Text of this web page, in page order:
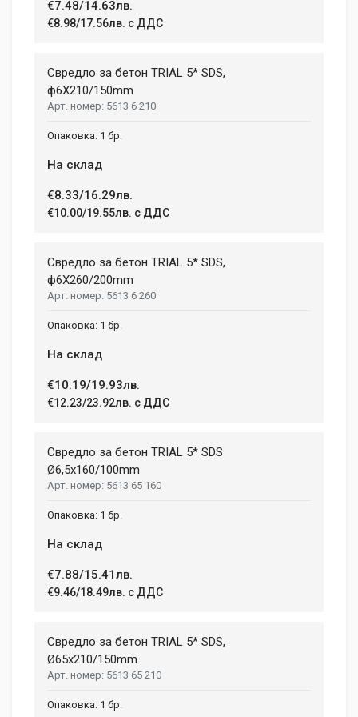
Write A Review
Email Address
Post Your Review
€7.48/14.63лв.
€8.98/17.56лв. с ДДС
Свредло за бетон TRIAL 5* SDS,
ф6X210/150mm
5613 6 210
1 бр.
На склад
€8.33/16.29лв.
€10.00/19.55лв. с ДДС
Свредло за бетон TRIAL 5* SDS,
ф6X260/200mm
5613 6 260
1 бр.
На склад
€10.19/19.93лв.
€12.23/23.92лв. с ДДС
Свредло за бетон TRIAL 5* SDS
Ø6,5x160/100mm
5613 65 160
1 бр.
На склад
€7.88/15.41лв.
€9.46/18.49лв. с ДДС
Свредло за бетон TRIAL 5* SDS,
Ø65х210/150mm
5613 65 210
1 бр.